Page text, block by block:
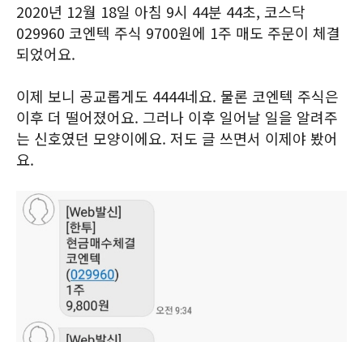
2020년 12월 18일 아침 9시 44분 44초, 코스닥
029960 코엔텍 주식 9700원에 1주 매도 주문이 체결
되었어요.
이제 보니 공교롭게도 4444네요. 물론 코엔텍 주식은
이후 더 떨어졌어요. 그러나 이후 일어날 일을 알려주
는 신호였던 모양이에요. 저도 글 쓰면서 이제야 봤어
요.